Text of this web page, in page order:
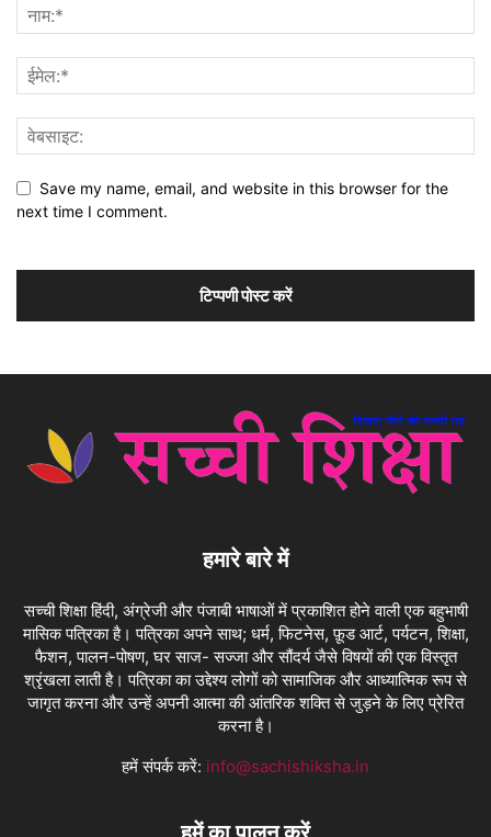
Save my name, email, and website in this browser for the
next time I comment.
हमारे बारे में
सच्ची शिक्षा हिंदी, अंग्रेजी और पंजाबी भाषाओं में प्रकाशित होने वाली एक बहुभाषी
मासिक पत्रिका है। पत्रिका अपने साथ; धर्म, फिटनेस, फ़ूड आर्ट, पर्यटन, शिक्षा,
फैशन, पालन-पोषण, घर साज- सज्जा और सौंदर्य जैसे विषयों की एक विस्तृत
श्रृंखला लाती है। पत्रिका का उद्देश्य लोगों को सामाजिक और आध्यात्मिक रूप से
जागृत करना और उन्हें अपनी आत्मा की आंतरिक शक्ति से जुड़ने के लिए प्रेरित
करना है।
हमें संपर्क करें: info@sachishiksha.in